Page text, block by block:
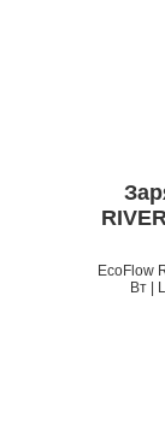
EcoFlow
Вт |